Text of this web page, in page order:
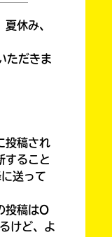
休み、
ただきま
投稿され
すること
送って
投稿はO
けど、よ